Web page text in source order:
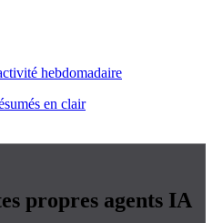
hebdomadaire
en clair
propres agents IA